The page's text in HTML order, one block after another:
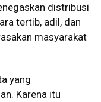
distribusi
tertib, adil, dan
masyarakat
yang
Karena itu